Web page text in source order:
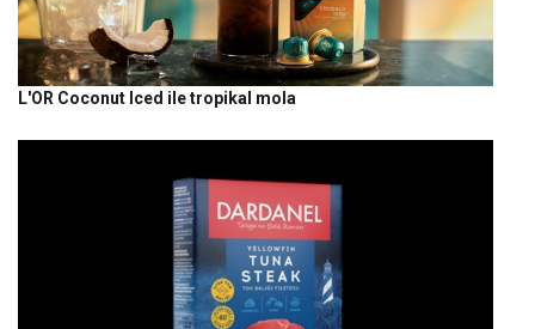
L'OR Coconut Iced ile tropikal mola